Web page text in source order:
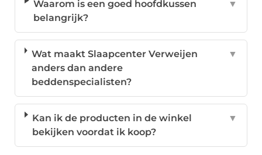
Waarom is een goed hoofdkussen
belangrijk?
▼
Wat maakt Slaapcenter Verweijen
anders dan andere
beddenspecialisten?
▼
Kan ik de producten in de winkel
bekijken voordat ik koop?
▼